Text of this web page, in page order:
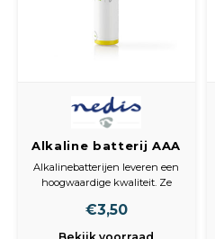
Alkaline batterij AAA
/ 1,5 V / 4 stuks /
Blister
Alkalinebatterijen leveren een
hoogwaardige kwaliteit. Ze
dagelijks gebruik, bijvoorbeeld
€3,50